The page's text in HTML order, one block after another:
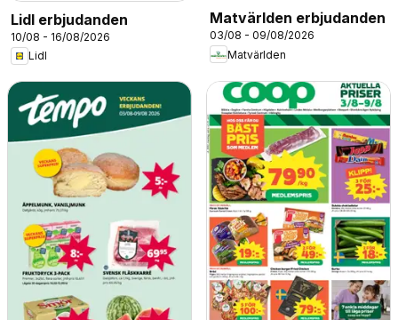
Lidl erbjudanden
10/08 - 16/08/2026
Lidl
Matvärlden erbjudanden
03/08 - 09/08/2026
Matvärlden